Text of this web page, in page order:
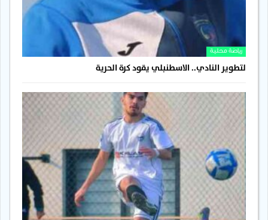
رياضة محلية
لتطوير النادي.. الاسطنبلي يقود كرة الحرية